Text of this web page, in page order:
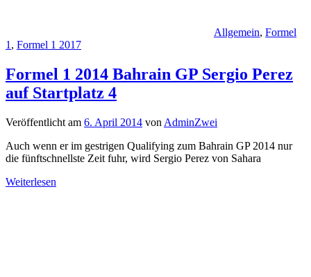
Allgemein, Formel
1 , Formel 1 2017
Formel 1 2014 Bahrain GP Sergio Perez
auf Startplatz 4
Veröffentlicht am 6. April 2014 von AdminZwei
Auch wenn er im gestrigen Qualifying zum Bahrain GP 2014 nur
die fünftschnellste Zeit fuhr, wird Sergio Perez von Sahara
Weiterlesen